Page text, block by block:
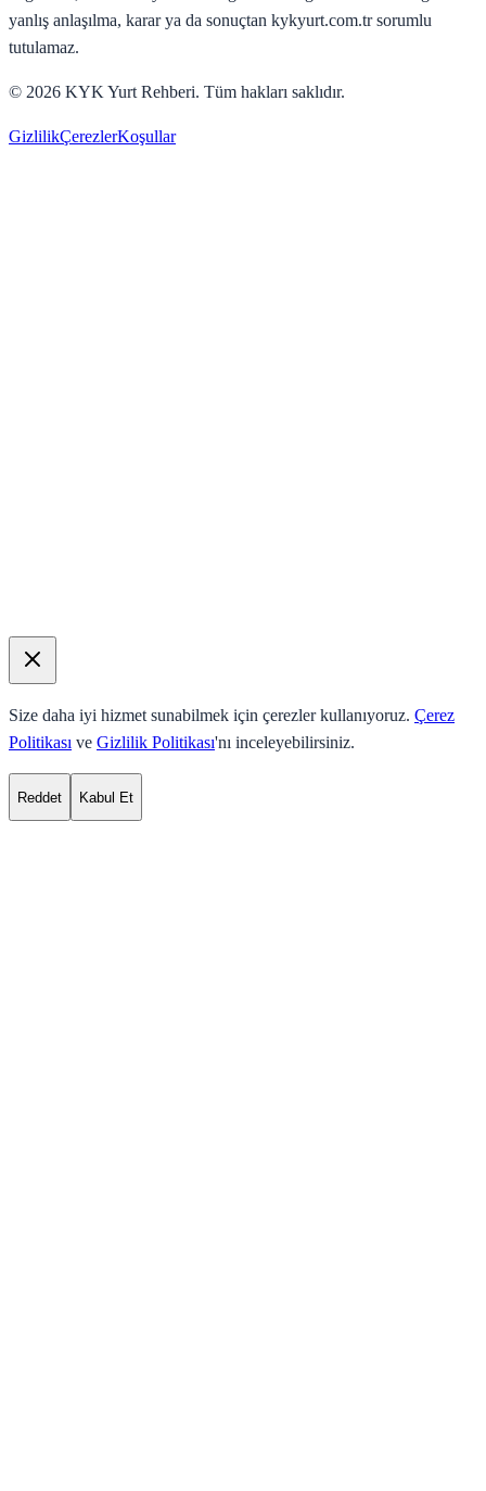
yanlış anlaşılma, karar ya da sonuçtan kykyurt.com.tr sorumlu
tutulamaz.
© 2026 KYK Yurt Rehberi. Tüm hakları saklıdır.
GizlilikÇerezlerKoşullar
Size daha iyi hizmet sunabilmek için çerezler kullanıyoruz. Çerez
Politikası ve Gizlilik Politikası'nı inceleyebilirsiniz.
Reddet Kabul Et